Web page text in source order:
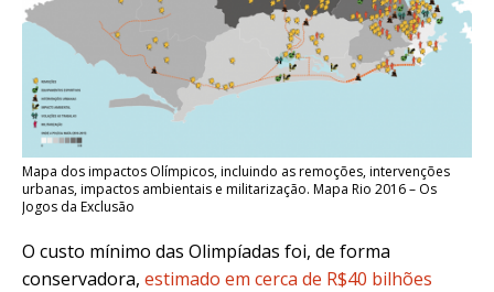
Mapa dos impactos Olímpicos, incluindo as remoções, intervenções
urbanas, impactos ambientais e militarização. Mapa Rio 2016 – Os
Jogos da Exclusão
O custo mínimo das Olimpíadas foi, de forma
conservadora, estimado em cerca de R$40 bilhões